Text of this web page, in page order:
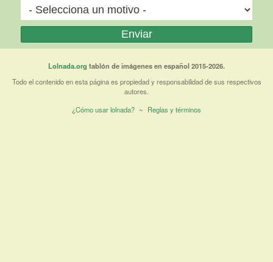
Lolnada.org tablón de imágenes en español 2015-2026.
Todo el contenido en esta página es propiedad y responsabilidad de sus respectivos
autores.
¿Cómo usar lolnada? ~ Reglas y términos